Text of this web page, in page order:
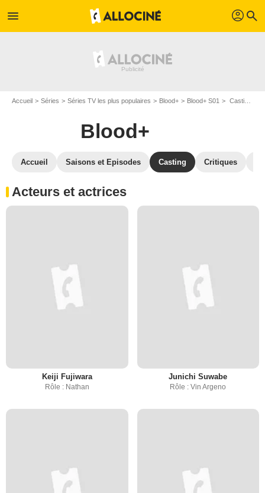
menu profil search
Accueil Séries Séries TV les plus populaires Blood+ Blood+ S01 Casting Blood+ S01
Blood+
Accueil Saisons et Episodes Casting Critiques
Acteurs et actrices
Keiji Fujiwara
Rôle : Nathan
Junichi Suwabe
Rôle : Vin Argeno